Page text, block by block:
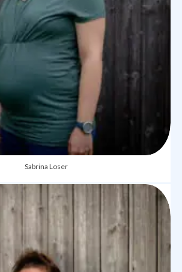
Sabrina Loser